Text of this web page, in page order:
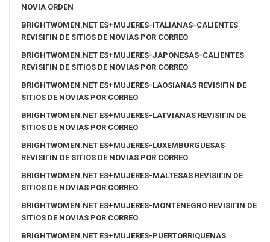
NOVIA ORDEN
BRIGHTWOMEN.NET ES+MUJERES-ITALIANAS-CALIENTES
REVISIГІN DE SITIOS DE NOVIAS POR CORREO
BRIGHTWOMEN.NET ES+MUJERES-JAPONESAS-CALIENTES
REVISIГІN DE SITIOS DE NOVIAS POR CORREO
BRIGHTWOMEN.NET ES+MUJERES-LAOSIANAS REVISIГІN DE
SITIOS DE NOVIAS POR CORREO
BRIGHTWOMEN.NET ES+MUJERES-LATVIANAS REVISIГІN DE
SITIOS DE NOVIAS POR CORREO
BRIGHTWOMEN.NET ES+MUJERES-LUXEMBURGUESAS
REVISIГІN DE SITIOS DE NOVIAS POR CORREO
BRIGHTWOMEN.NET ES+MUJERES-MALTESAS REVISIГІN DE
SITIOS DE NOVIAS POR CORREO
BRIGHTWOMEN.NET ES+MUJERES-MONTENEGRO REVISIГІN DE
SITIOS DE NOVIAS POR CORREO
BRIGHTWOMEN.NET ES+MUJERES-PUERTORRIQUENAS